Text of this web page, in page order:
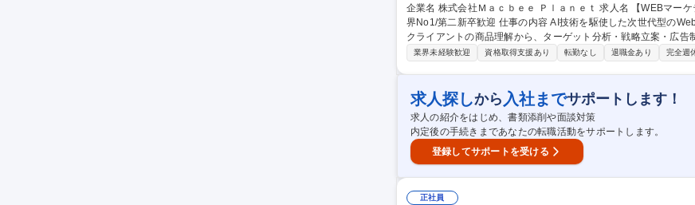
企業名 株式会社Ｍａｃｂｅｅ Ｐｌａｎｅｔ 求人名 【WEBマーケティング/Macbee Aime】LTVマーケティング業
界No1/第二新卒歓迎 仕事の内容 AI技術を駆使した次世代型のWebマーケティングに関する業務をお任せします。
クライアントの商品理解から、ターゲット分析・戦略立案・広
業務を担当します。 【具体的には】・SNS広告のクリエイティブ作成（動画、記事LP、本LPなど）・出稿メディ
マーケティング業界No1/第二新卒歓迎
業界未経験歓迎 資格取得支援あり 転勤なし 退職金あり 完全週
求人探しから 入社までサポートします！
求人の紹介をはじめ、書類添削や面談対策
内定後の手続きまであなたの転職活動をサポートします。
登録してサポートを受ける
正社員